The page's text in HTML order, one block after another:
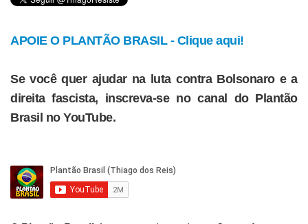
APOIE O PLANTÃO BRASIL - Clique aqui!
Se você quer ajudar na luta contra Bolsonaro e a
direita fascista, inscreva-se no canal do Plantão
Brasil no YouTube.